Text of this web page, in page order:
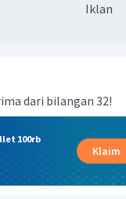
Iklan
dari bilangan 32!
100rb
Klaim